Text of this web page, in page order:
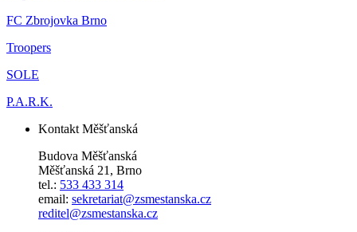
FC Zbrojovka Brno
Troopers
SOLE
P.A.R.K.
Kontakt Měšťanská
Budova Měšťanská
Měšťanská 21, Brno
tel.: 533 433 314
email: sekretariat@zsmestanska.cz
reditel@zsmestanska.cz